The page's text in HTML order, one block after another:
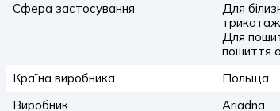
Сфера застосування
Для
Для
пошиття
Країна виробника
Польща
Виробник
Ariadna